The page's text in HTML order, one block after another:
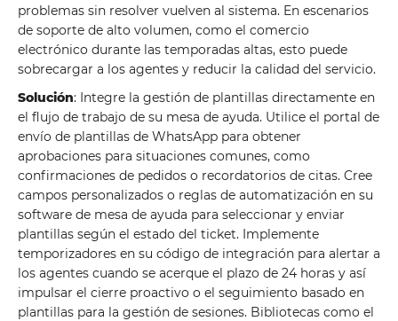
problemas sin resolver vuelven al sistema. En escenarios
de soporte de alto volumen, como el comercio
electrónico durante las temporadas altas, esto puede
sobrecargar a los agentes y reducir la calidad del servicio.
Solución: Integre la gestión de plantillas directamente en
el flujo de trabajo de su mesa de ayuda. Utilice el portal de
envío de plantillas de WhatsApp para obtener
aprobaciones para situaciones comunes, como
confirmaciones de pedidos o recordatorios de citas. Cree
campos personalizados o reglas de automatización en su
software de mesa de ayuda para seleccionar y enviar
plantillas según el estado del ticket. Implemente
temporizadores en su código de integración para alertar a
los agentes cuando se acerque el plazo de 24 horas y así
impulsar el cierre proactivo o el seguimiento basado en
plantillas para la gestión de sesiones. Bibliotecas como el